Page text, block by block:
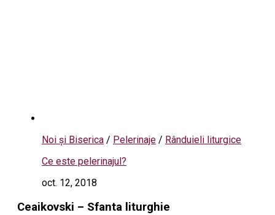
Noi și Biserica / Pelerinaje / Rânduieli liturgice
Ce este pelerinajul?
oct. 12, 2018
Ceaikovski – Sfanta liturghie